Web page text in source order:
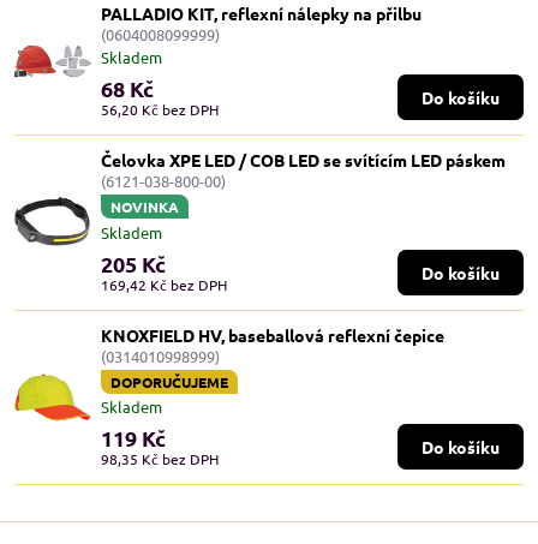
PALLADIO KIT, reflexní nálepky na přilbu
(0604008099999)
Skladem
68 Kč
56,20 Kč bez DPH
Do košíku
Čelovka XPE LED / COB LED se svítícím LED páskem
(6121-038-800-00)
NOVINKA
Skladem
205 Kč
169,42 Kč bez DPH
Do košíku
KNOXFIELD HV, baseballová reflexní čepice
(0314010998999)
DOPORUČUJEME
Skladem
119 Kč
98,35 Kč bez DPH
Do košíku